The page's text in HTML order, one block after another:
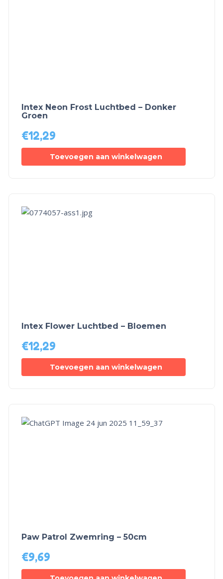
Intex Neon Frost Luchtbed – Donker
Groen
€12,29
Toevoegen aan winkelwagen
Intex Flower Luchtbed – Bloemen
€12,29
Toevoegen aan winkelwagen
Paw Patrol Zwemring – 50cm
€9,69